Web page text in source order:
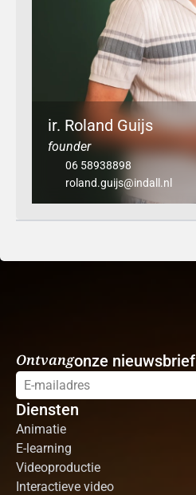
ir. Roland Guijs
founder
06 58938898
roland.guijs@indall.nl
Ontvangonze nieuwsbrief
Diensten
Animatie
E-learning
Videoproductie
Interactieve video